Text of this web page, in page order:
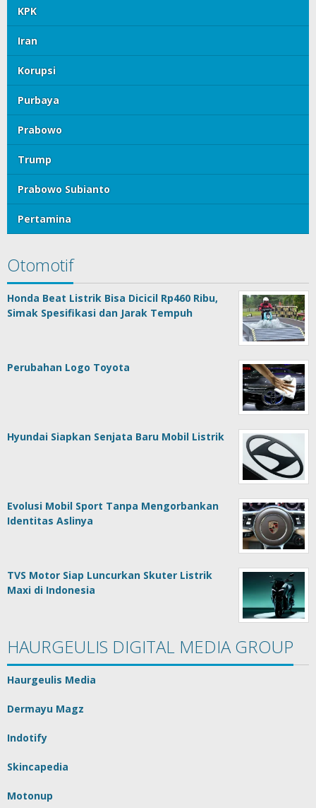
KPK
Iran
Korupsi
Purbaya
Prabowo
Trump
Prabowo Subianto
Pertamina
Otomotif
Honda Beat Listrik Bisa Dicicil Rp460 Ribu,
Simak Spesifikasi dan Jarak Tempuh
Perubahan Logo Toyota
Hyundai Siapkan Senjata Baru Mobil Listrik
Evolusi Mobil Sport Tanpa Mengorbankan
Identitas Aslinya
TVS Motor Siap Luncurkan Skuter Listrik
Maxi di Indonesia
HAURGEULIS DIGITAL MEDIA GROUP
Haurgeulis Media
Dermayu Magz
Indotify
Skincapedia
Motonup